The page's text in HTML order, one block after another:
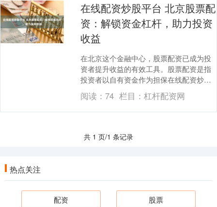
在线配资炒股平台 北京股票配
资：解锁资金杠杆，助力投资
收益
在北京这个金融中心，股票配资已成为投
资者提升收益的有效工具。股票配资是指
投资者以自有资金作为担保在线配资炒股
平台，向配资公司借入一定比例的资金用
于股票投资。 *....
阅读：74 栏目： 杠杆配资网
共 1 页/1 条记录
热点关注
配资 股票